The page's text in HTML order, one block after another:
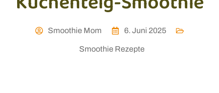
Smoothie Mom 6. Juni 2025
Smoothie Rezepte